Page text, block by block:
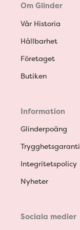
Om Glinder
Vår Historia
Hållbarhet
Företaget
Butiken
Information
Glinderpoäng
Trygghetsgaranti
Integritetspolicy
Nyheter
Sociala medier